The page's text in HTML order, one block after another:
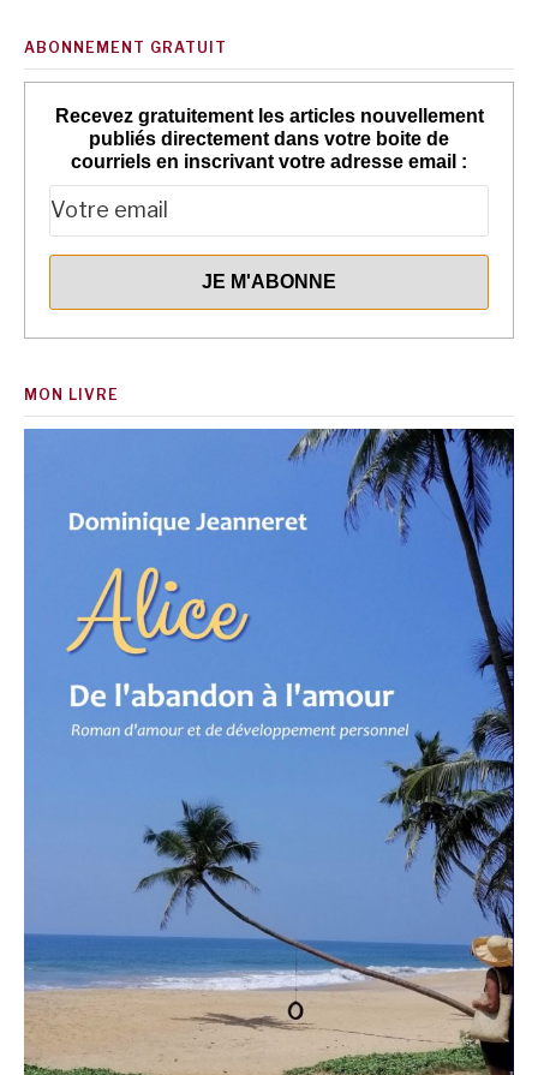
ABONNEMENT GRATUIT
Recevez gratuitement les articles nouvellement
publiés directement dans votre boite de
courriels en inscrivant votre adresse email :
MON LIVRE